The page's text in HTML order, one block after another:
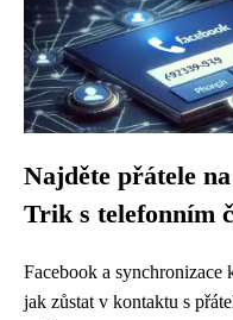
Najděte přátele
Trik s telefonním
Facebook a synchronizace
jak zůstat v kontaktu s